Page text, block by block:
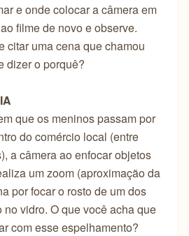
e onde colocar a câmera em
filme de novo e observe.
citar uma cena que chamou
dizer o porquê?
que os meninos passam por
do comércio local (entre
a câmera ao enfocar objetos
um zoom (aproximação da
por focar o rosto de um dos
vidro. O que você acha que
com esse espelhamento?